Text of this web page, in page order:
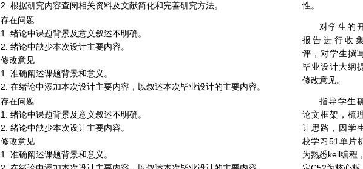
2. 根据研究内容查阅相关资料及文献简化和完善研究方法。
性。
存在问题
1. 绪论中课题背景及意义叙述不明确。
2. 绪论中缺少本次设计主要内容。
修改意见
1. 准确阐述课题背景和意义。
2. 在绪论中添加本次设计主要内容，以叙述本次毕业设计的主要内容。
对学生的
报告进行收
评，对学生撰
毕业设计大纲
修改意见。
存在问题
1. 绪论中课题背景及意义叙述不明确。
2. 绪论中缺少本次设计主要内容。
修改意见
1. 准确阐述课题背景和意义。
指导学生
论文框架，梳
计思路，因学
校学习51单片
为熟悉keil编程